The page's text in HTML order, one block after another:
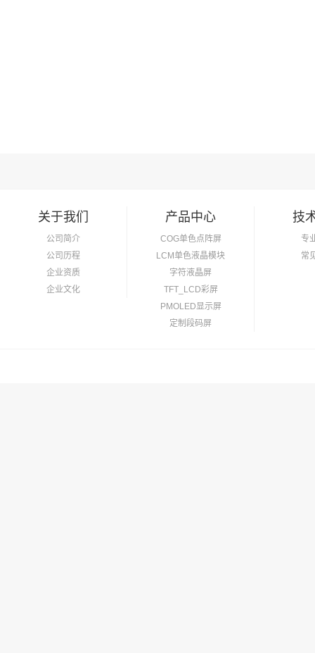
关于我们
公司简介
公司历程
企业资质
企业文化
产品中心
COG单色点阵屏
LCM单色液晶模块
字符液晶屏
TFT_LCD彩屏
PMOLED显示屏
定制段码屏
技
专
常